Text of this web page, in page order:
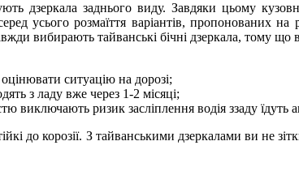
дзеркала заднього виду. Завдяки цьому
усього розмаїття варіантів, пропонованих на
вибирають тайванські бічні дзеркала, тому що
ситуацію на дорозі;
з ладу вже через 1-2 місяці;
виключають ризик засліплення водія ззаду їдуть
до корозії. З тайванськими дзеркалами ви не